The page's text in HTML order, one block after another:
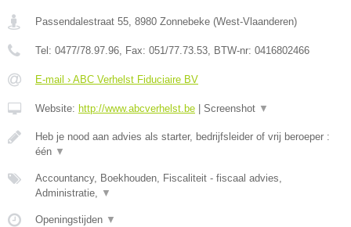
Passendalestraat 55, 8980 Zonnebeke (West-Vlaanderen)
Tel: 0477/78.97.96, Fax: 051/77.73.53, BTW-nr: 0416802466
E-mail › ABC Verhelst Fiduciaire BV
Website: http://www.abcverhelst.be Screenshot ▼
Heb je nood aan advies als starter, bedrijfsleider of vrij beroeper :
één ▼
Accountancy, Boekhouden, Fiscaliteit - fiscaal advies,
Administratie, ▼
Openingstijden ▼